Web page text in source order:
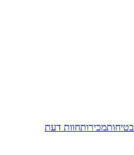
בטיחותמכירותחוות דעת